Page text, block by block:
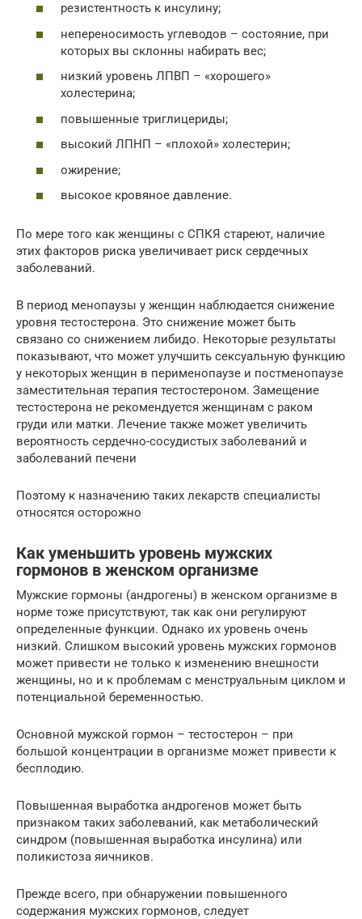
резистентность к инсулину;
непереносимость углеводов – состояние, при
которых вы склонны набирать вес;
низкий уровень ЛПВП – «хорошего»
холестерина;
повышенные триглицериды;
высокий ЛПНП – «плохой» холестерин;
ожирение;
высокое кровяное давление.
По мере того как женщины с СПКЯ стареют, наличие
этих факторов риска увеличивает риск сердечных
заболеваний.
В период менопаузы у женщин наблюдается снижение
уровня тестостерона. Это снижение может быть
связано со снижением либидо. Некоторые результаты
показывают, что может улучшить сексуальную функцию
у некоторых женщин в перименопаузе и постменопаузе
заместительная терапия тестостероном. Замещение
тестостерона не рекомендуется женщинам с раком
груди или матки. Лечение также может увеличить
вероятность сердечно-сосудистых заболеваний и
заболеваний печени
Поэтому к назначению таких лекарств специалисты
относятся осторожно
Как уменьшить уровень мужских
гормонов в женском организме
Мужские гормоны (андрогены) в женском организме в
норме тоже присутствуют, так как они регулируют
определенные функции. Однако их уровень очень
низкий. Слишком высокий уровень мужских гормонов
может привести не только к изменению внешности
женщины, но и к проблемам с менструальным циклом и
потенциальной беременностью.
Основной мужской гормон – тестостерон – при
большой концентрации в организме может привести к
бесплодию.
Повышенная выработка андрогенов может быть
признаком таких заболеваний, как метаболический
синдром (повышенная выработка инсулина) или
поликистоза яичников.
Прежде всего, при обнаружении повышенного
содержания мужских гормонов, следует